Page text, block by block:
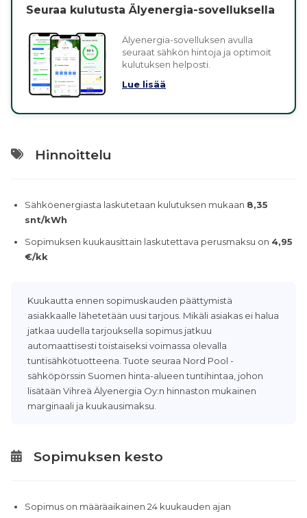
Seuraa kulutusta Älyenergia-sovelluksella
Älyenergia-sovelluksen avulla
seuraat sähkön hintoja ja optimoit
kulutuksen helposti.
Lue lisää
Hinnoittelu
Sähköenergiasta laskutetaan kulutuksen mukaan 8,35
snt/kWh
Sopimuksen kuukausittain laskutettava perusmaksu on 4,95
€/kk
Kuukautta ennen sopimuskauden päättymistä
asiakkaalle lähetetään uusi tarjous. Mikäli asiakas ei halua
jatkaa uudella tarjouksella sopimus jatkuu
automaattisesti toistaiseksi voimassa olevalla
tuntisähkötuotteena. Tuote seuraa Nord Pool -
sähköpörssin Suomen hinta-alueen tuntihintaa, johon
lisätään Vihreä Älyenergia Oy:n hinnaston mukainen
marginaali ja kuukausimaksu.
Sopimuksen kesto
Sopimus on määräaikainen 24 kuukauden ajan